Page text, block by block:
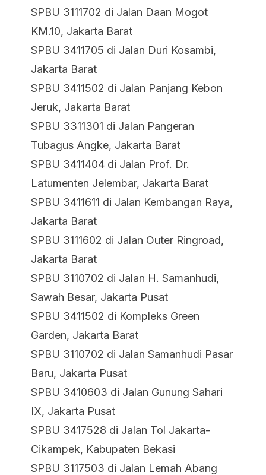
SPBU 3111702 di Jalan Daan Mogot
KM.10, Jakarta Barat
SPBU 3411705 di Jalan Duri Kosambi,
Jakarta Barat
SPBU 3411502 di Jalan Panjang Kebon
Jeruk, Jakarta Barat
SPBU 3311301 di Jalan Pangeran
Tubagus Angke, Jakarta Barat
SPBU 3411404 di Jalan Prof. Dr.
Latumenten Jelembar, Jakarta Barat
SPBU 3411611 di Jalan Kembangan Raya,
Jakarta Barat
SPBU 3111602 di Jalan Outer Ringroad,
Jakarta Barat
SPBU 3110702 di Jalan H. Samanhudi,
Sawah Besar, Jakarta Pusat
SPBU 3411502 di Kompleks Green
Garden, Jakarta Barat
SPBU 3110702 di Jalan Samanhudi Pasar
Baru, Jakarta Pusat
SPBU 3410603 di Jalan Gunung Sahari
IX, Jakarta Pusat
SPBU 3417528 di Jalan Tol Jakarta-
Cikampek, Kabupaten Bekasi
SPBU 3117503 di Jalan Lemah Abang